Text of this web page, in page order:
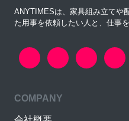
ANYTIMESは、家具組み立てや
た用事を依頼したい人と、仕事
COMPANY